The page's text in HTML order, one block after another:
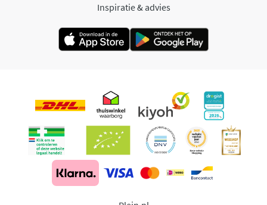
Inspiratie & advies